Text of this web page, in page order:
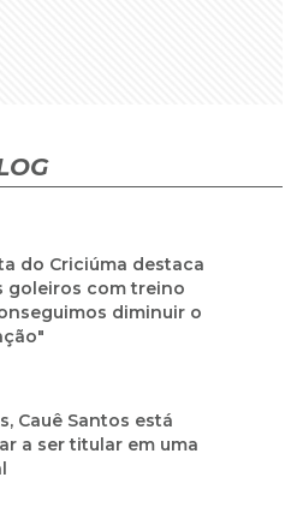
do Criciúma destaca
goleiros com treino
diminuir o
Cauê Santos está
a ser titular em uma